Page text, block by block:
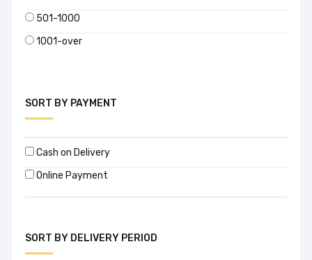
501-1000
1001-over
SORT BY PAYMENT
Cash on Delivery
Online Payment
SORT BY DELIVERY PERIOD